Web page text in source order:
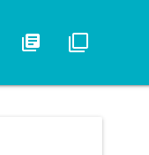
library_books filter_none